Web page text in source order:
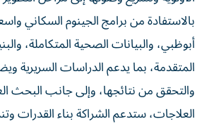
بالاستفادة من برامج الجينوم السكاني
أبوظبي، والبيانات الصحية المتكاملة،
المتقدمة، بما يدعم الدراسات السريرية
والتحقق من نتائجها، وإلى جانب البحث
العلاجات، ستدعم الشراكة بناء القدرات